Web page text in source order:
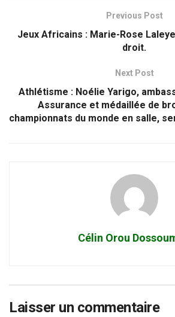
Previous Post
Jeux Africains : Marie-Rose
droit.
Next Post
Athlétisme : Noélie Yarigo,
Assurance et médaillée de
championnats du monde en salle,
Célin Orou
Laisser un commentaire